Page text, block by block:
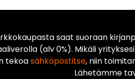
saat suoraan
(alv 0%). Mikäli
tekoasähköpostitse, niin
Lähetämme